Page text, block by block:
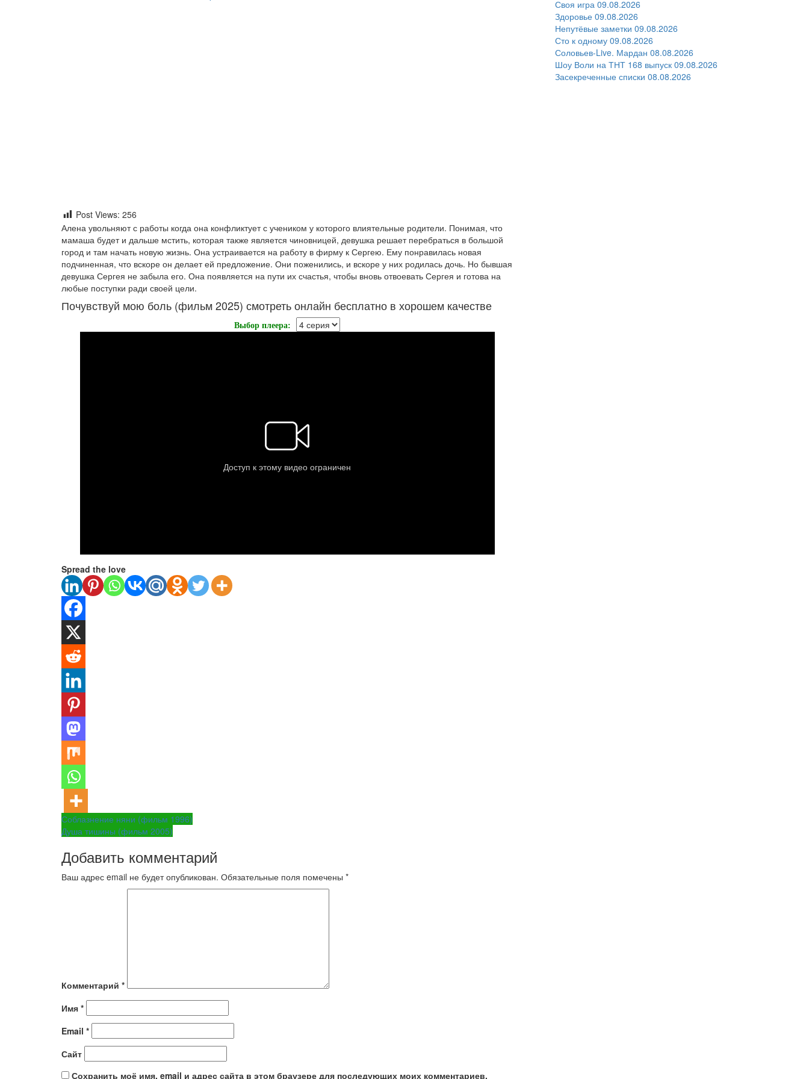
Post Views: 256
Алена увольняют с работы когда она конфликтует с учеником у которого влиятельные родители. Понимая, что
мамаша будет и дальше мстить, которая также является чиновницей, девушка решает перебраться в большой
город и там начать новую жизнь. Она устраивается на работу в фирму к Сергею. Ему понравилась новая
подчиненная, что вскоре он делает ей предложение. Они поженились, и вскоре у них родилась дочь. Но бывшая
девушка Сергея не забыла его. Она появляется на пути их счастья, чтобы вновь отвоевать Сергея и готова на
любые поступки ради своей цели.
Почувствуй мою боль (фильм 2025) смотреть онлайн бесплатно в хорошем качестве
Выбор плеера:
Spread the love
Навигация
по
записям
Соблазнение няни (фильм 1996)
Душа тишины (фильм 2005)
Добавить комментарий
Ваш адрес email не будет опубликован. Обязательные поля помечены *
Комментарий *
Имя *
Email *
Сайт
Сохранить моё имя, email и адрес сайта в этом браузере для последующих моих комментариев.
Своя игра 09.08.2026
Здоровье 09.08.2026
Непутёвые заметки 09.08.2026
Сто к одному 09.08.2026
Соловьев-Live. Мардан 08.08.2026
Шоу Воли на ТНТ 168 выпуск 09.08.2026
Засекреченные списки 08.08.2026